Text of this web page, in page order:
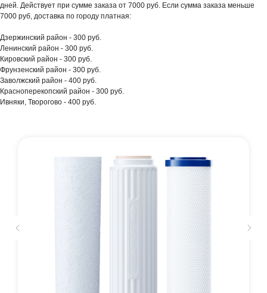
дней. Действует при сумме заказа от 7000 руб. Если сумма заказа меньше
7000 руб, доставка по городу платная:
Дзержинский район - 300 руб.
Ленинский район - 300 руб.
Кировский район - 300 руб.
Фрунзенский район - 300 руб.
Заволжский район - 400 руб.
Красноперекопский район - 300 руб.
Ивняки, Творогово - 400 руб.